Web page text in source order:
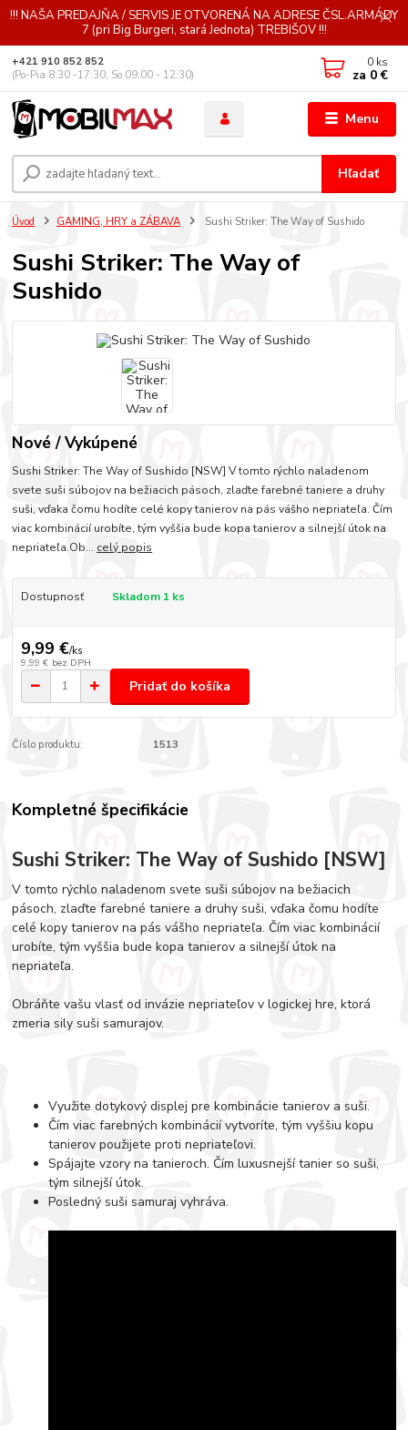
!!! NAŠA PREDAJŇA / SERVIS JE OTVORENÁ NA ADRESE ČSL.ARMÁDY
7 (pri Big Burgeri, stará Jednota) TREBIŠOV !!!
Menu
Hľadať
+421 910 852 852
(Po-Pia 8:30 -17:30, So 09:00 - 12:30)
0 ks
za 0 €
Úvod GAMING, HRY a ZÁBAVA Sushi Striker: The Way of Sushido
Sushi Striker: The Way of
Sushido
Nové / Vykúpené
Sushi Striker: The Way of Sushido [NSW] V tomto rýchlo naladenom
svete suši súbojov na bežiacich pásoch, zlaďte farebné taniere a druhy
suši, vďaka čomu hodíte celé kopy tanierov na pás vášho nepriateľa. Čím
viac kombinácií urobíte, tým vyššia bude kopa tanierov a silnejší útok na
nepriateľa.Ob... celý popis
Dostupnosť Skladom 1 ks
9,99 €/ks
9,99 € bez DPH
Pridať do košíka
Číslo produktu: 1513
Kompletné špecifikácie
Sushi Striker: The Way of Sushido [NSW]
V tomto rýchlo naladenom svete suši súbojov na bežiacich
pásoch, zlaďte farebné taniere a druhy suši, vďaka čomu hodíte
celé kopy tanierov na pás vášho nepriateľa. Čím viac kombinácií
urobíte, tým vyššia bude kopa tanierov a silnejší útok na
nepriateľa.
Obráňte vašu vlasť od invázie nepriateľov v logickej hre, ktorá
zmeria sily suši samurajov.
Využite dotykový displej pre kombinácie tanierov a suši.
Čím viac farebných kombinácií vytvoríte, tým vyššiu kopu
tanierov použijete proti nepriateľovi.
Spájajte vzory na tanieroch. Čím luxusnejší tanier so suši,
tým silnejší útok.
Posledný suši samuraj vyhráva.